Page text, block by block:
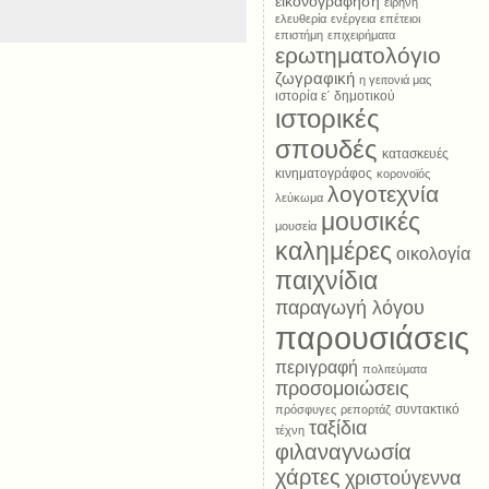
ελευθερία ενέργεια επέτειοι
επιστήμη επιχειρήματα
ερωτηματολόγιο
ζωγραφική η γειτονιά μας
ιστορία ε΄ δημοτικού
ιστορικές
σπουδές κατασκευές
κινηματογράφος κορονοϊός
λεύκωμα λογοτεχνία
μουσεία μουσικές
καλημέρες οικολογία
παιχνίδια
παραγωγή λόγου
παρουσιάσεις
περιγραφή πολιτεύματα
προσομοιώσεις
πρόσφυγες ρεπορτάζ συντακτικό
τέχνη ταξίδια
φιλαναγνωσία
χάρτες χριστούγεννα